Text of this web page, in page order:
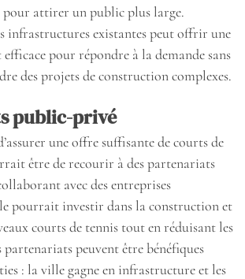
pour attirer un public plus large.
infrastructures existantes peut offrir une
pour répondre à la demande sans
des projets de construction complexes.
public-privé
une offre suffisante de courts de
être de recourir à des partenariats
avec des entreprises
pourrait investir dans la construction et
courts de tennis tout en réduisant les
partenariats peuvent être bénéfiques
: la ville gagne en infrastructure et les